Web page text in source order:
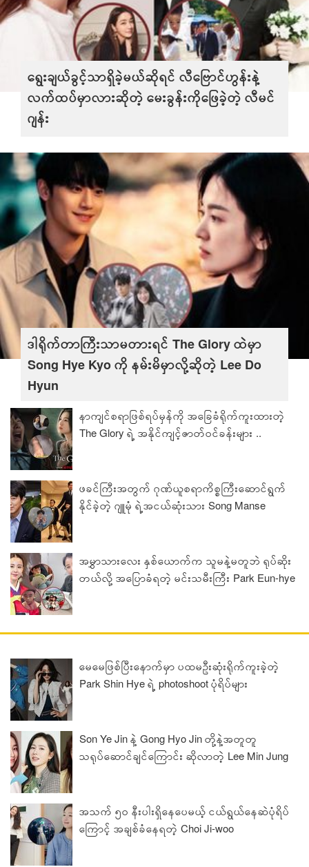
ရွေးချယ်ခွင့်သာရှိခဲ့မယ်ဆိုရင် လီဗြောင်ဟွန်းနဲ့
လက်ထပ်မှာလားဆိုတဲ့ မေးခွန်းကိုဖြေခဲ့တဲ့ လီမင်
ဂျန်း
ဒါရိုက်တာကြီးသာမတားရင် The Glory ထဲမှာ
Song Hye Kyo ကို နမ်းမိမှာလို့ဆိုတဲ့ Lee Do
Hyun
နာကျင်စရာဖြစ်ရပ်မှန်ကို အခြေခံရိုက်ကူးထားတဲ့
The Glory ရဲ့ အနိုင်ကျင့်ဇာတ်ဝင်ခန်းများ ..
ဖခင်ကြီးအတွက် ဂုဏ်ယူစရာကိစ္စကြီးဆောင်ရွက်
နိုင်ခဲ့တဲ့ ဂျူမုံ ရဲ့အငယ်ဆုံးသား Song Manse
အမွှာသားလေး နှစ်ယောက်က သူမနဲ့မတူဘဲ ရုပ်ဆိုး
တယ်လို့ အပြောခံရတဲ့ မင်းသမီးကြီး Park Eun-hye
မေမေဖြစ်ပြီးနောက်မှာ ပထမဦးဆုံးရိုက်ကူးခဲ့တဲ့
Park Shin Hye ရဲ့ photoshoot ပုံရိပ်များ
Son Ye Jin နဲ့ Gong Hyo Jin တို့နဲ့အတူတူ
သရုပ်ဆောင်ချင်ကြောင်း ဆိုလာတဲ့ Lee Min Jung
အသက် ၅၀ နီးပါးရှိနေပေမယ့် ငယ်ရွယ်နေဆဲပုံရိပ်
ကြောင့် အချစ်ခံနေရတဲ့ Choi Ji-woo